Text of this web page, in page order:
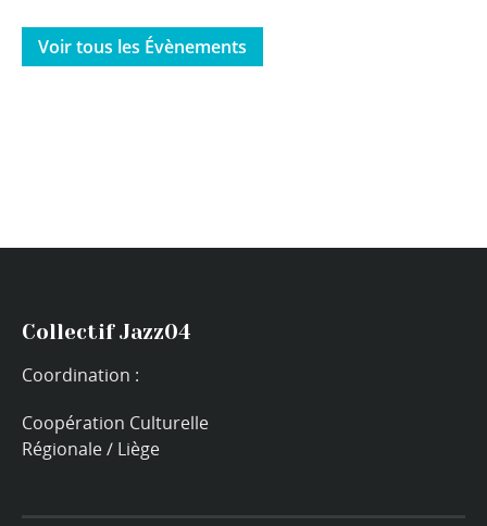
Voir tous les Évènements
Collectif Jazz04
Coordination :
Coopération Culturelle
Régionale / Liège